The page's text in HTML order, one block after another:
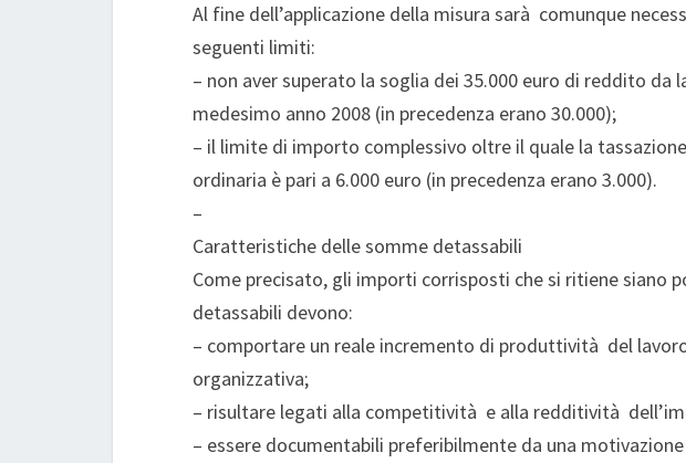
Al fine dell’applicazione della misura sarà comunque
seguenti limiti:
– non aver superato la soglia dei 35.000 euro di reddito da
medesimo anno 2008 (in precedenza erano 30.000);
– il limite di importo complessivo oltre il quale la
ordinaria è pari a 6.000 euro (in precedenza erano 3.000).
–
Caratteristiche delle somme detassabili
Come precisato, gli importi corrisposti che si ritiene siano
detassabili devono:
– comportare un reale incremento di produttività del
organizzativa;
– risultare legati alla competitività e alla redditività
– essere documentabili preferibilmente da una